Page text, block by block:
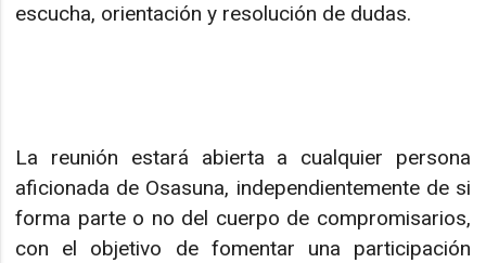
escucha, orientación y resolución de dudas.
La reunión estará abierta a cualquier persona
aficionada de Osasuna, independientemente de si
forma parte o no del cuerpo de compromisarios,
con el objetivo de fomentar una participación